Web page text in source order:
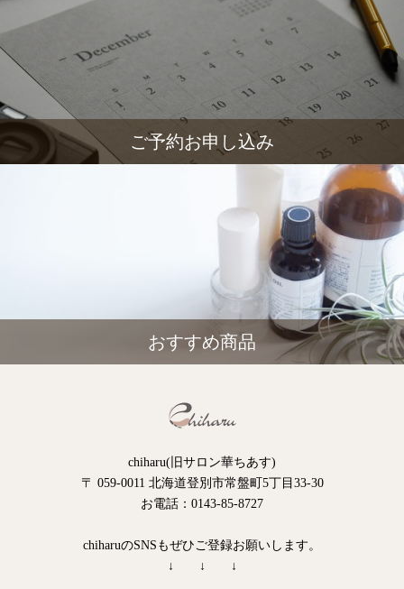
ご予約お申し込み
おすすめ商品
chiharu(旧サロン華ちあす)
〒 059-0011 北海道登別市常盤町5丁目33-30
お電話：0143-85-8727
chiharuのSNSもぜひご登録お願いします。
↓ ↓ ↓